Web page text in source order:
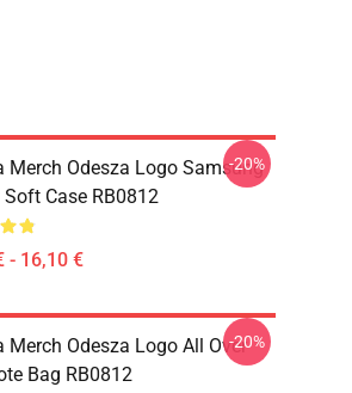
Merch Odesza Logo Samsung
Soft Case RB0812
- 16,10 €
-20%
Merch Odesza Logo All Over
Bag RB0812
-20%